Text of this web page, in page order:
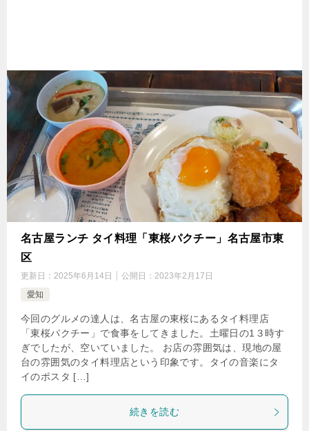
名古屋ランチ タイ料理「東桜パクチー」名古屋市東
区
更新日： 2025年6月14日 公開日： 2023年2月17日
愛知
今回のグルメの達人は、名古屋の東桜にあるタイ料理店
「東桜パクチー」で食事をしてきました。土曜日の1３時す
ぎでしたが、空いていました。 お店の雰囲気は、現地の屋
台の雰囲気のタイ料理店という印象です。タイの音楽にタ
イのポスタ […]
続きを読む